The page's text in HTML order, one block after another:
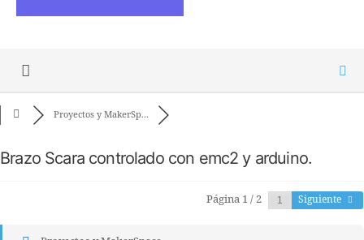
Proyectos y MakerSp...
Brazo Scara controlado con emc2 y arduino.
Página 1 / 2 Siguiente